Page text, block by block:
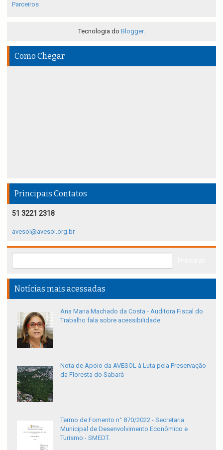
Parceiros
Tecnologia do Blogger.
Como Chegar
Principais Contatos
51 3221 2318
avesol@avesol.org.br
Notícias mais acessadas
Ana Maria Machado da Costa - Auditora Fiscal do
Trabalho fala sobre acessibilidade
Nota de Apoio da AVESOL à Luta pela Preservação
da Floresta do Sabará
Termo de Fomento n° 870/2022 - Secretaria
Municipal de Desenvolvimento Econômico e
Turismo - SMEDT.